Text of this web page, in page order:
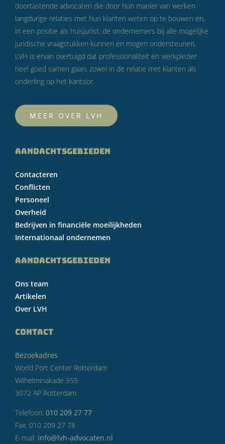
doortastende advocaten die door hun manier van werken
langdurige relaties met hun klanten weten op te bouwen en,
in een positie als huisjurist, de ondernemers bij alle mogelijke
juridische vraagstukken kunnen en mogen ondersteunen.
LVH is ervan overtuigd dat professionaliteit en werkplezier
heel goed samen gaan, zowel in de relatie met klanten als
onderling op het kantoor.
MEER OVER LVH
AANDACHTSGEBIEDEN
Contacteren
Conflicten
Personeel
Overheid
Bedrijven in financiële moeilijkheden
Internationaal ondernemen
AANDACHTSGEBIEDEN
Ons team
Artikelen
Over LVH
CONTACT
Bezoekadres
World Port Center Rotterdam
Wilhelminakade 955
3072 AP Rotterdam
Telefoon: 010 209 27 77
Fax: 010 209 27 78
E-mail: info@lvh-advocaten.nl